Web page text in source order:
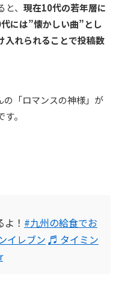
、 現在10代の若年層に
には”懐かしい曲”とし
入れられることで投稿数
の「ロマンスの神様」が
。
！ #九州の給食でお
イレブン ♬ タイミン